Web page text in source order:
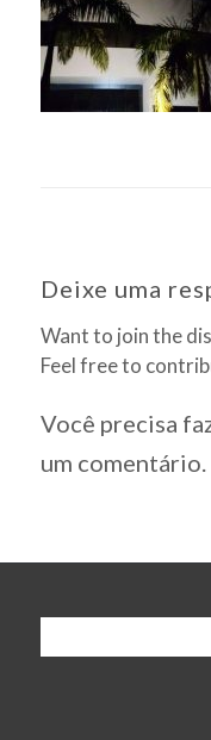
Deixe uma
Want to join the
Feel free to
Você precisa
um comentário.